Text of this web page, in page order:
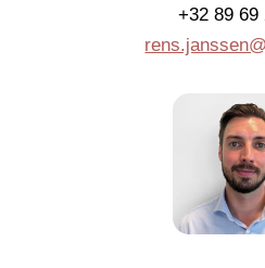
+32 89 69